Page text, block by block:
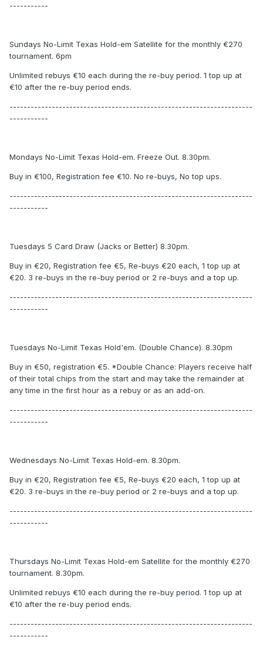
-----------
Sundays No-Limit Texas Hold-em Satellite for the monthly €270
tournament. 6pm
Unlimited rebuys €10 each during the re-buy period. 1 top up at
€10 after the re-buy period ends.
---------------------------------------------------------------------
-----------
Mondays No-Limit Texas Hold-em. Freeze Out. 8.30pm.
Buy in €100, Registration fee €10. No re-buys, No top ups.
---------------------------------------------------------------------
-----------
Tuesdays 5 Card Draw (Jacks or Better) 8.30pm.
Buy in €20, Registration fee €5, Re-buys €20 each, 1 top up at
€20. 3 re-buys in the re-buy period or 2 re-buys and a top up.
---------------------------------------------------------------------
-----------
Tuesdays No-Limit Texas Hold'em. (Double Chance). 8.30pm
Buy in €50, registration €5. *Double Chance: Players receive half
of their total chips from the start and may take the remainder at
any time in the first hour as a rebuy or as an add-on.
---------------------------------------------------------------------
-----------
Wednesdays No-Limit Texas Hold-em. 8.30pm.
Buy in €20, Registration fee €5, Re-buys €20 each, 1 top up at
€20. 3 re-buys in the re-buy period or 2 re-buys and a top up.
---------------------------------------------------------------------
-----------
Thursdays No-Limit Texas Hold-em Satellite for the monthly €270
tournament. 8.30pm.
Unlimited rebuys €10 each during the re-buy period. 1 top up at
€10 after the re-buy period ends.
---------------------------------------------------------------------
-----------